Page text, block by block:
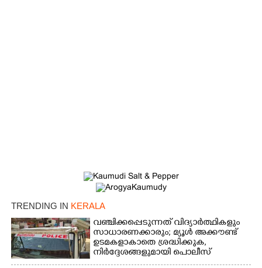
TRENDING IN KERALA
വഞ്ചിക്കപ്പെടുന്നത് വിദ്യാർത്ഥികളും
സാധാരണക്കാരും; മ്യൂൾ അക്കൗണ്ട്
ഉടമകളാകാതെ ശ്രദ്ധിക്കുക,
നിർദ്ദേശങ്ങളുമായി പൊലീസ്